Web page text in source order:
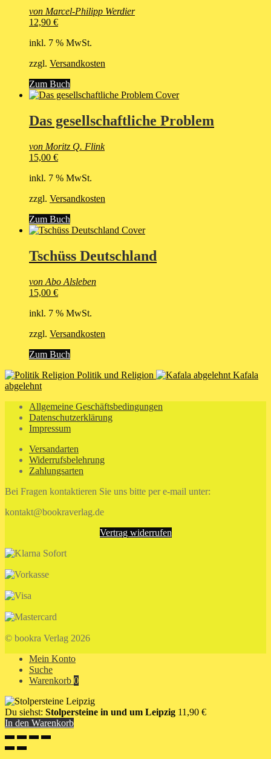
von Marcel-Philipp Werdier
12,90 €
inkl. 7 % MwSt.
zzgl. Versandkosten
Zum Buch
Das gesellschaftliche Problem
von Moritz Q. Flink
15,00 €
inkl. 7 % MwSt.
zzgl. Versandkosten
Zum Buch
Tschüss Deutschland
von Abo Alsleben
15,00 €
inkl. 7 % MwSt.
zzgl. Versandkosten
Zum Buch
Politik und Religion
Kafala
abgelehnt
Allgemeine Geschäftsbedingungen
Datenschutzerklärung
Impressum
Versandarten
Widerrufsbelehrung
Zahlungsarten
Bei Fragen kontaktieren Sie uns bitte per e-mail unter:
kontakt@bookraverlag.de
Vertrag widerrufen
© bookra Verlag 2026
Mein Konto
Suche
Warenkorb 0
Du siehst: Stolpersteine in und um Leipzig 11,90 €
In den Warenkorb